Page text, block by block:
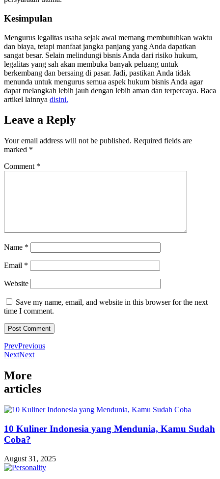
Kesimpulan
Mengurus legalitas usaha sejak awal memang membutuhkan waktu
dan biaya, tetapi manfaat jangka panjang yang Anda dapatkan
sangat besar. Selain melindungi bisnis Anda dari risiko hukum,
legalitas yang sah akan membuka banyak peluang untuk
berkembang dan bersaing di pasar. Jadi, pastikan Anda tidak
menunda untuk mengurus semua aspek hukum bisnis Anda agar
dapat melangkah lebih jauh dengan lebih aman dan terpercaya. Baca
artikel lainnya disini.
Leave a Reply
Your email address will not be published. Required fields are
marked *
Comment *
Name *
Email *
Website
Save my name, email, and website in this browser for the next
time I comment.
PrevPrevious
NextNext
More
articles
10 Kuliner Indonesia yang Mendunia, Kamu Sudah
Coba?
August 31, 2025